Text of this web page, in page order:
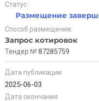
Статус:
Размещение
Способ размещения:
Запрос котировок
Тендер №87285759
Дата публикации
2025-06-03
Дата окончания